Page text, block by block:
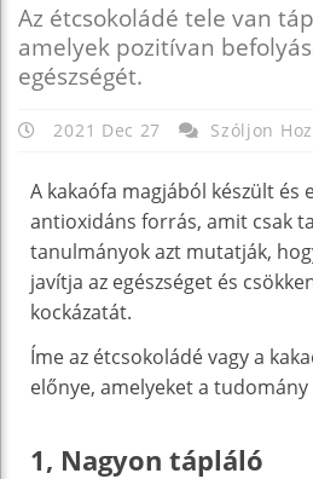
Az étcsokoládé tele van
amelyek pozitívan
egészségét.
2021 Dec 27 Szóljon
A kakaófa magjából készült és
antioxidáns forrás, amit csak
tanulmányok azt mutatják,
javítja az egészséget és
kockázatát.
Íme az étcsokoládé vagy a
előnye, amelyeket a
1, Nagyon tápláló